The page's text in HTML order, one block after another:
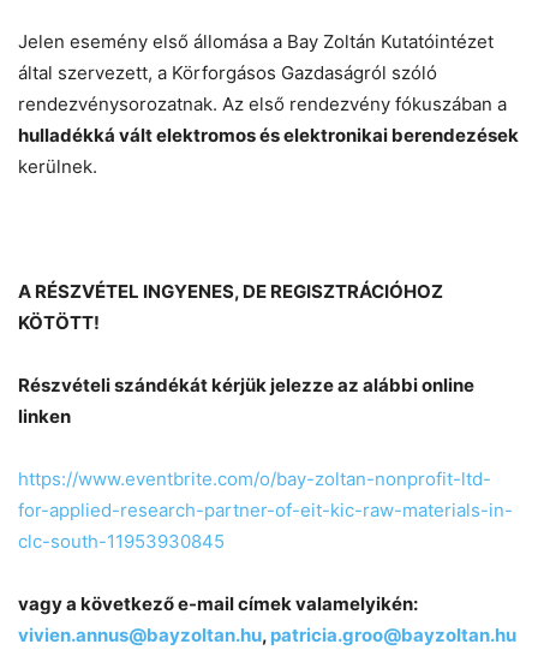
Jelen esemény első állomása a Bay Zoltán Kutatóintézet
által szervezett, a Körforgásos Gazdaságról szóló
rendezvénysorozatnak. Az első rendezvény fókuszában a
hulladékká vált elektromos és elektronikai berendezések
kerülnek.
A RÉSZVÉTEL INGYENES, DE REGISZTRÁCIÓHOZ
KÖTÖTT!
Részvételi szándékát kérjük jelezze az alábbi online
linken
https://www.eventbrite.com/o/bay-zoltan-nonprofit-ltd-
for-applied-research-partner-of-eit-kic-raw-materials-in-
clc-south-11953930845
vagy a következő e-mail címek valamelyikén:
vivien.annus@bayzoltan.hu, patricia.groo@bayzoltan.hu